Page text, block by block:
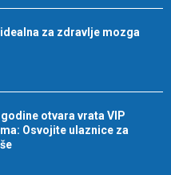
za zdravlje mozga
otvara vrata VIP
Osvojite ulaznice za